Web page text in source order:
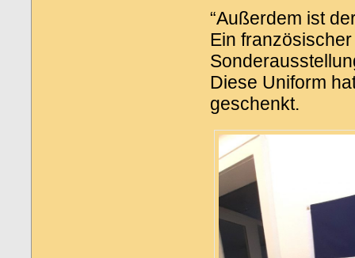
“Außerdem ist
Ein
Diese Uniform
geschenkt.